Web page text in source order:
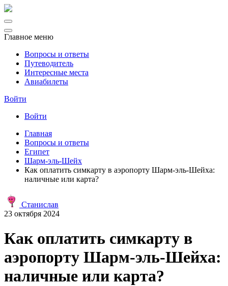
Главное меню
Вопросы и ответы
Путеводитель
Интересные места
Авиабилеты
Войти
Войти
Главная
Вопросы и ответы
Египет
Шарм-эль-Шейх
Как оплатить симкарту в аэропорту Шарм-эль-Шейха:
наличные или карта?
Станислав
23 октября 2024
Как оплатить симкарту в
аэропорту Шарм-эль-Шейха:
наличные или карта?